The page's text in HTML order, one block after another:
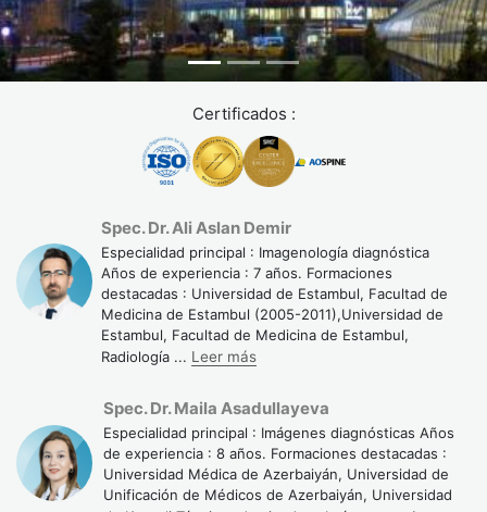
Certificados :
Spec. Dr. Ali Aslan Demir
Especialidad principal : Imagenología diagnóstica
Años de experiencia : 7 años. Formaciones
destacadas : Universidad de Estambul, Facultad de
Medicina de Estambul (2005-2011),Universidad de
Estambul, Facultad de Medicina de Estambul,
Radiología ... Leer más
Spec. Dr. Maila Asadullayeva
Especialidad principal : Imágenes diagnósticas Años
de experiencia : 8 años. Formaciones destacadas :
Universidad Médica de Azerbaiyán, Universidad de
Unificación de Médicos de Azerbaiyán, Universidad